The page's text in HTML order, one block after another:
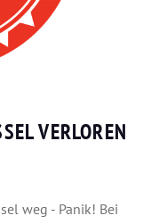
VERLOREN
weg - Panik! Bei